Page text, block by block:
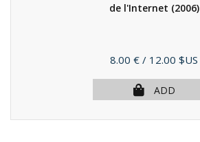
de l'Internet (2006)
Price
8.00 € / 12.00 $US
ADD